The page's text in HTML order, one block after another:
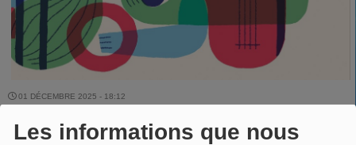
Les informations que nous
01 DÉCEMBRE 2025 - 18:12